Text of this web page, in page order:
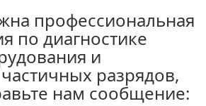
профессиональная
по диагностике
и
разрядов,
нам сообщение: